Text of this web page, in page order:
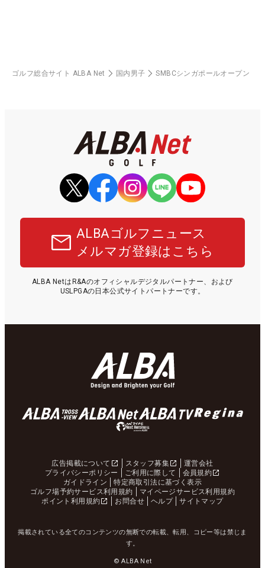
ゴルフ総合サイト ALBA Net 国内男子 SMBCシンガポールオープン
ALBAゴルフニュース
メルマガ登録はこちら
ALBA NetはR&Aのオフィシャルデジタルパートナー、および
USLPGAの日本公式サイトパートナーです。
広告掲載について スタッフ募集
運営会社
プライバシーポリシー
ご利用に際して
会員規約
ガイドライン
特定商取引法に基づく表示
ゴルフ場予約サービス利用規約
マイページサービス利用規約
ポイント利用規約
お問合せ ヘルプ サイトマップ
掲載されている全てのコンテンツの無断での転載、転用、コピー等は禁じま
す。
© ALBA Net